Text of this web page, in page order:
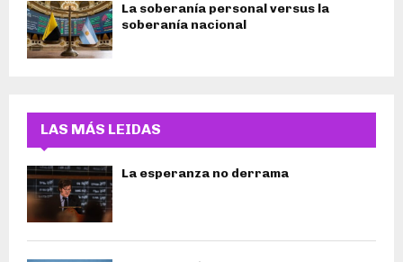
La soberanía personal versus la
soberanía nacional
LAS MÁS LEIDAS
La esperanza no derrama